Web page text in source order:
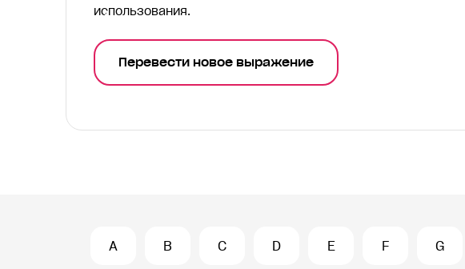
использования.
Перевести новое выражение
A B C D E F G